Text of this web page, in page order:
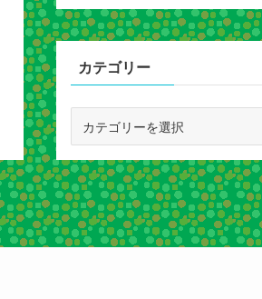
カ
イ
ブ
カテゴリー
ゴ
リ
ー